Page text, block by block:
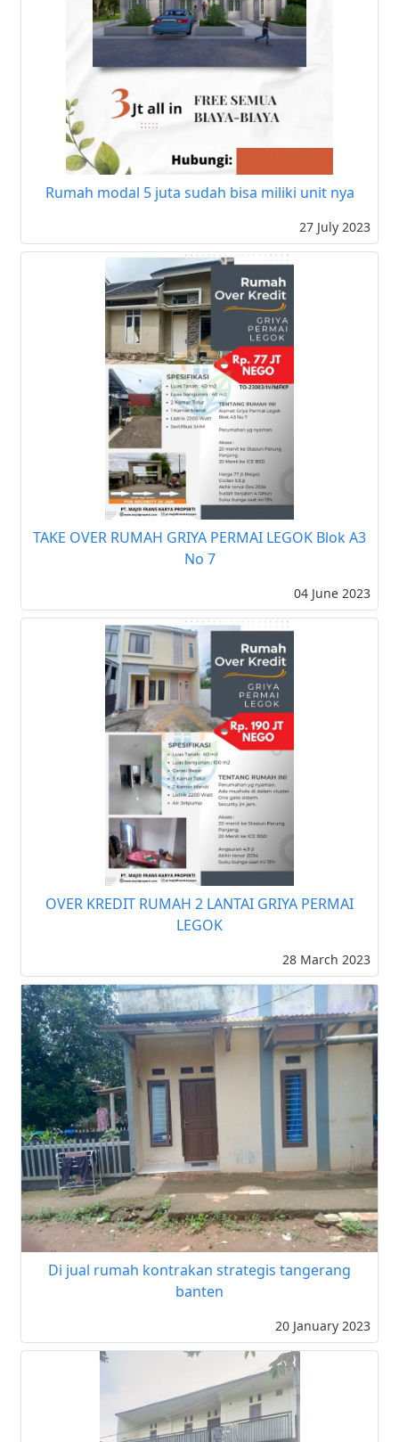
Rumah modal 5 juta sudah bisa miliki unit nya
27 July 2023
TAKE OVER RUMAH GRIYA PERMAI LEGOK Blok A3
No 7
04 June 2023
OVER KREDIT RUMAH 2 LANTAI GRIYA PERMAI
LEGOK
28 March 2023
Di jual rumah kontrakan strategis tangerang
banten
20 January 2023